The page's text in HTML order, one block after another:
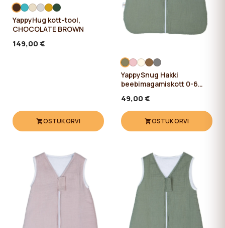
YappyHug kott-tool,
CHOCOLATE BROWN
149,00 €
OSTUKORVI
YappySnug Hakki
beebimagamiskott 0-6
49,00 €
OSTUKORVI